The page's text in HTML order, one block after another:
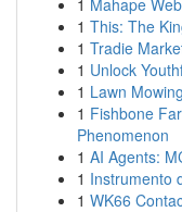
1 Mahape
1 This: The
1 Tradie
1 Unlock
1 Lawn
1 Fishbone
Phenomenon
1 AI Agents:
1 Instrumento
1 WK66